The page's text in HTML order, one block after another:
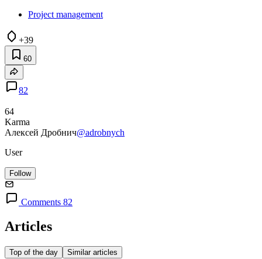
Project management
+39
60
82
64
Karma
Алексей Дробнич@adrobnych
User
Follow
Comments 82
Articles
Top of the day Similar articles